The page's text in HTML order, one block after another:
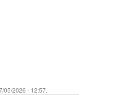
05/2026 - 12:57.